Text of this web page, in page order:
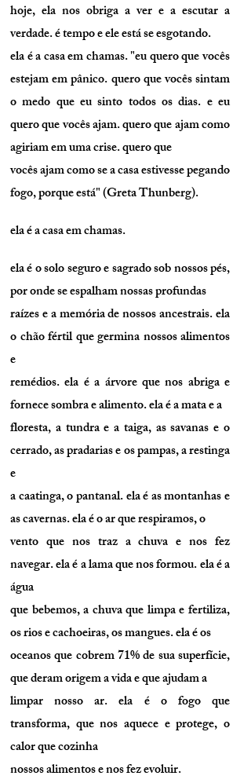
hoje, ela nos obriga a ver e a escutar a
verdade. é tempo e ele está se esgotando.
ela é a casa em chamas. "eu quero que vocês
estejam em pânico. quero que vocês sintam
o medo que eu sinto todos os dias. e eu
quero que vocês ajam. quero que ajam como
agiriam em uma crise. quero que
vocês ajam como se a casa estivesse pegando
fogo, porque está" (Greta Thunberg).
ela é a casa em chamas.
ela é o solo seguro e sagrado sob nossos pés,
por onde se espalham nossas profundas
raízes e a memória de nossos ancestrais. ela
o chão fértil que germina nossos alimentos
e
remédios. ela é a árvore que nos abriga e
fornece sombra e alimento. ela é a mata e a
floresta, a tundra e a taiga, as savanas e o
cerrado, as pradarias e os pampas, a restinga
e
a caatinga, o pantanal. ela é as montanhas e
as cavernas. ela é o ar que respiramos, o
vento que nos traz a chuva e nos fez
navegar. ela é a lama que nos formou. ela é a
água
que bebemos, a chuva que limpa e fertiliza,
os rios e cachoeiras, os mangues. ela é os
oceanos que cobrem 71% de sua superfície,
que deram origem a vida e que ajudam a
limpar nosso ar. ela é o fogo que
transforma, que nos aquece e protege, o
calor que cozinha
nossos alimentos e nos fez evoluir.